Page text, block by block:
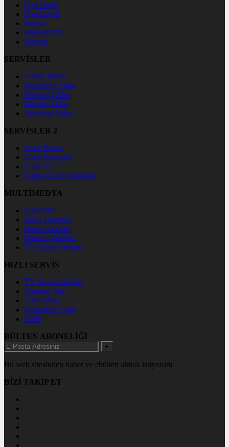
Üye Girişi
Üye Kaydı
Künye
Hakkımızda
İletişim
SERVİSLER
Futbol İddaa
Basketbol İddaa
Hentbol İddaa
Bilardo İddaa
Voleybol İddaa
SERVİSLER 2
Canlı Borsa
Canlı Sonuçlar
Canlı TV
Futbol Canlı Sonuçlar
MULTİMEDYA
Gazeteler
Hava Durumu
Haber Gönder
Namaz Vakitleri
TV Yayın Akışları
HIZLI SERVİS
TV Yayın Akışları
Yazarlar Site
Tenis İddaa
Basketbol Canlı
AMP
BÜLTEN ABONELİĞİ
+
Bu web sitesinden haber ve ebülten almak istiyorum
BİZİ TAKİP ET